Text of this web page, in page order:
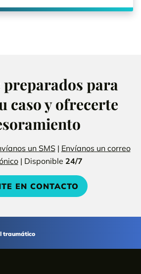
preparados para
caso y ofrecerte
un SMS| Envíanos un correo
| Disponible 24/7
EN CONTACTO
traumático